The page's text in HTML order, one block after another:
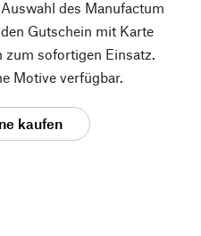
des Manufactum
Gutschein mit Karte
zum sofortigen Einsatz.
Motive verfügbar.
kaufen